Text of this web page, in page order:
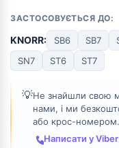
ЗАСТОСОВУЄТЬСЯ ДО:
KNORR: SB6 SB7
SN7
ST6 ST7
💡Не знайшли свою
нами, і ми
або крос-номером.
Написати у Viber